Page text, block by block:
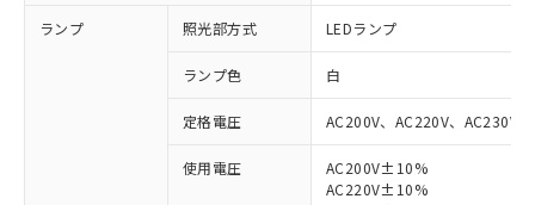
ランプ 照光部方式 LEDランプ
ランプ色 白
定格電圧 AC200V、AC220V、AC230V
使用電圧
AC200V±10%
AC220V±10%